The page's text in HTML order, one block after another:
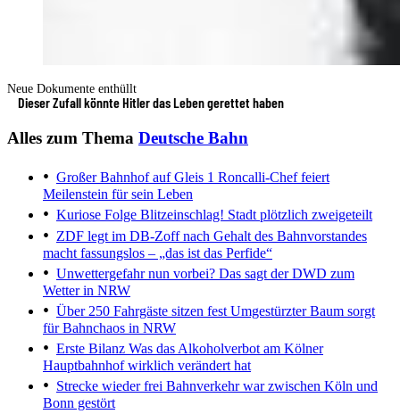
Neue Dokumente enthüllt
Dieser Zufall könnte Hitler das Leben gerettet haben
Alles zum Thema Deutsche Bahn
Großer Bahnhof auf Gleis 1 Roncalli-Chef feiert
Meilenstein für sein Leben
Kuriose Folge Blitzeinschlag! Stadt plötzlich zweigeteilt
ZDF legt im DB-Zoff nach Gehalt des Bahnvorstandes
macht fassungslos – „das ist das Perfide“
Unwettergefahr nun vorbei? Das sagt der DWD zum
Wetter in NRW
Über 250 Fahrgäste sitzen fest Umgestürzter Baum sorgt
für Bahnchaos in NRW
Erste Bilanz Was das Alkoholverbot am Kölner
Hauptbahnhof wirklich verändert hat
Strecke wieder frei Bahnverkehr war zwischen Köln und
Bonn gestört